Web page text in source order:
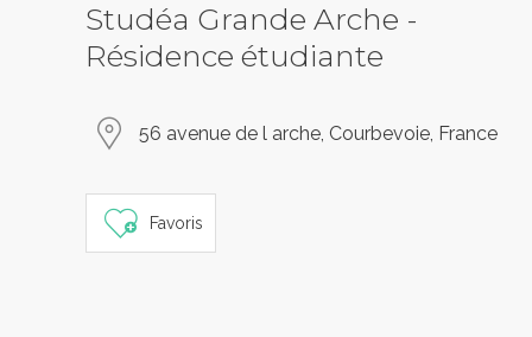
Studéa Grande Arche -
Résidence étudiante
56 avenue de l arche, Courbevoie, France
Favoris